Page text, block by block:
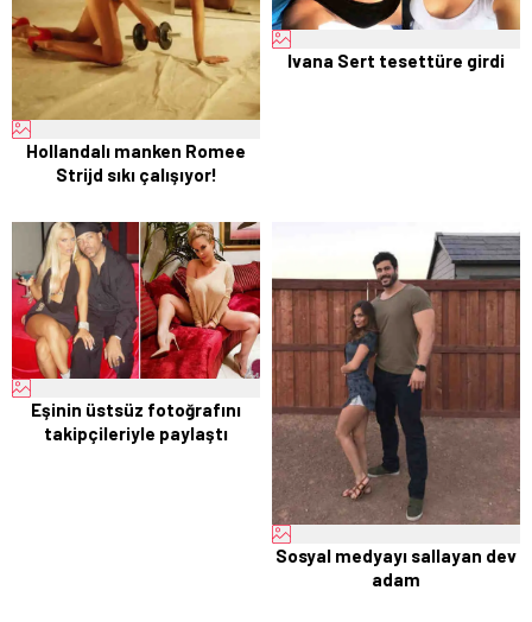
Hollandalı manken Romee
Strijd sıkı çalışıyor!
Ivana Sert tesettüre girdi
Eşinin üstsüz fotoğrafını
takipçileriyle paylaştı
Sosyal medyayı sallayan dev
adam